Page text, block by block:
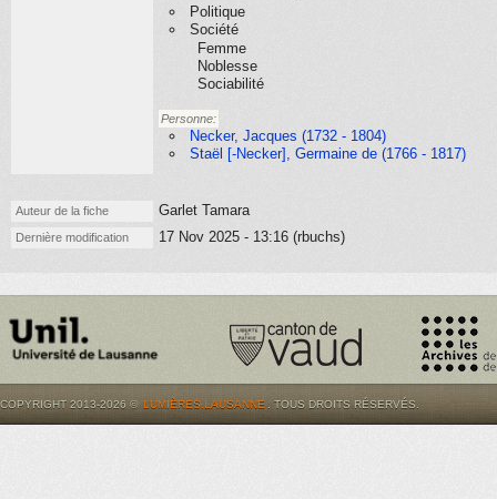
Politique
Société
Femme
Noblesse
Sociabilité
Personne:
Necker, Jacques (1732 - 1804)
Staël [-Necker], Germaine de (1766 - 1817)
Auteur de la fiche Garlet Tamara
Dernière modification 17 Nov 2025 - 13:16 (rbuchs)
COPYRIGHT 2013-2026 © LUMIÈRES.LAUSANNE . TOUS DROITS RÉSERVÉS.